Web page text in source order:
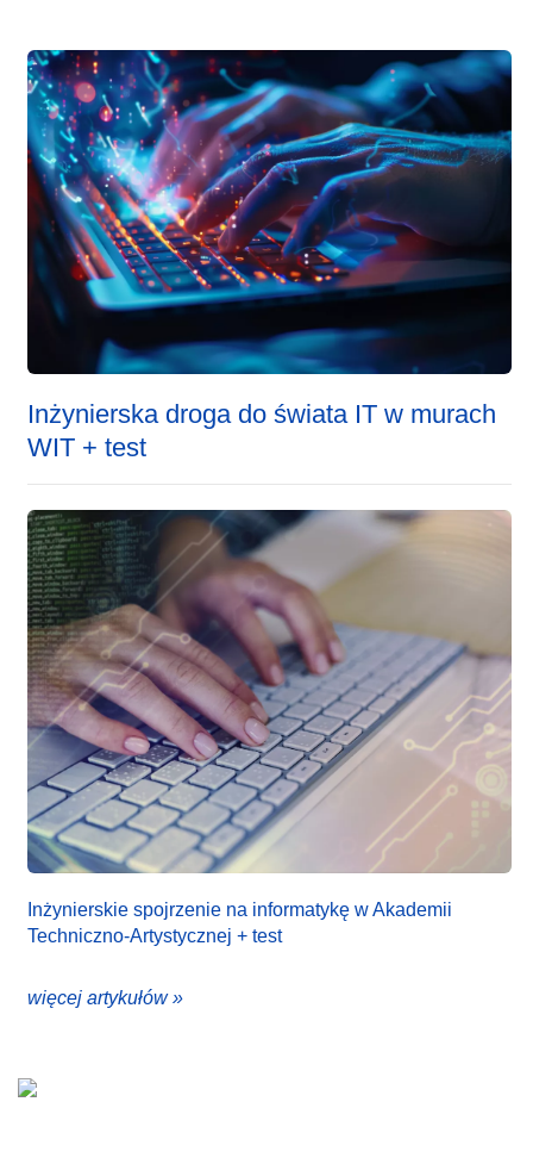
Inżynierska droga do świata IT w murach
WIT + test
Inżynierskie spojrzenie na informatykę w Akademii
Techniczno-Artystycznej + test
więcej artykułów »